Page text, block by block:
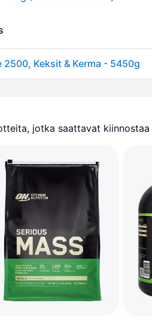
Keksit & Kerma - 5450g
jotka saattavat kiinnostaa